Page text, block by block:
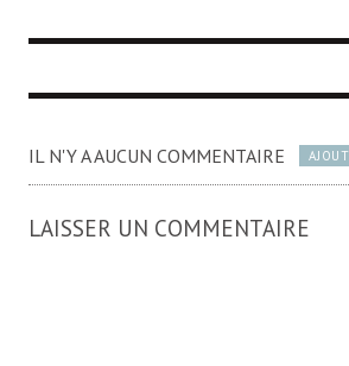
IL N'Y A AUCUN COMMENTAIRE
LAISSER UN COMMENTAIRE